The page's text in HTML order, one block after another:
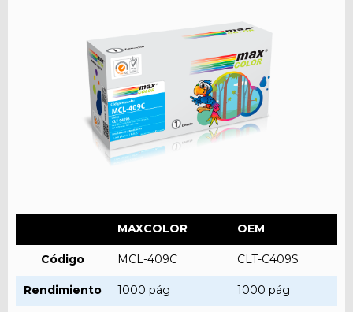
MAXCOLOR OEM
Código MCL-409C CLT-C409S
Rendimiento 1000 pág 1000 pág